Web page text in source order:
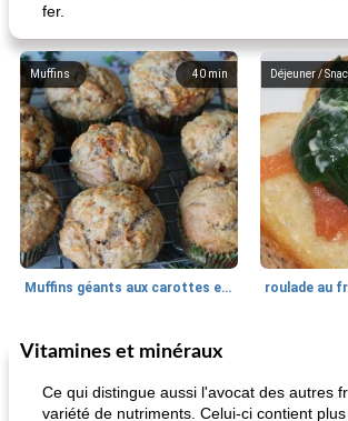
fer.
40 min
Muffins
Muffins géants aux carottes et à la banane de Nif
Déjeuner /
30min
Marques de confiance: recettes et
Vitamines et minéraux
Ce qui distingue aussi l'avocat des autres
variété de nutriments. Celui-ci contient